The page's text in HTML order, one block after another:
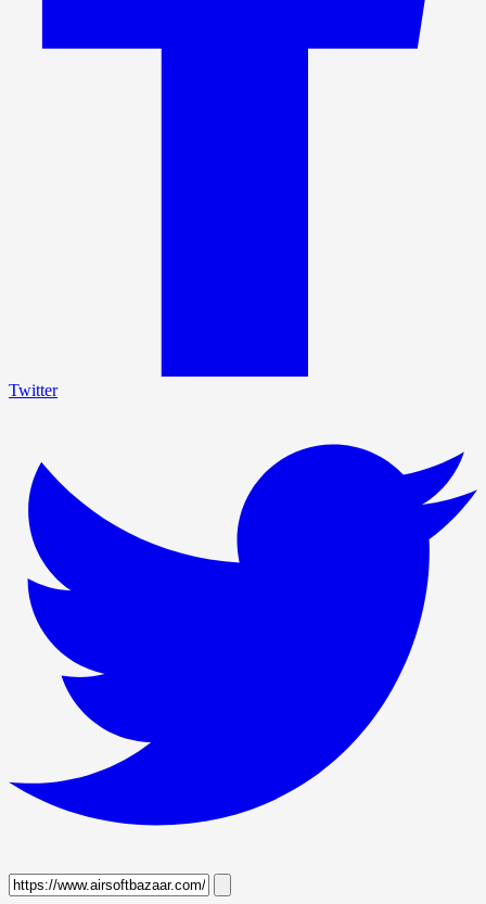
Twitter